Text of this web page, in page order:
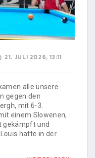
21. JULI 2026, 13:11
alle unsere
gegen den
mit 6-3.
einem Slowenen,
gekämpft und
hatte in der